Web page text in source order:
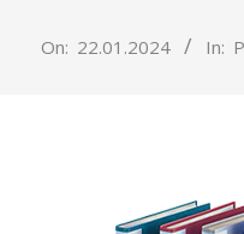
On: 22.01.2024 In: